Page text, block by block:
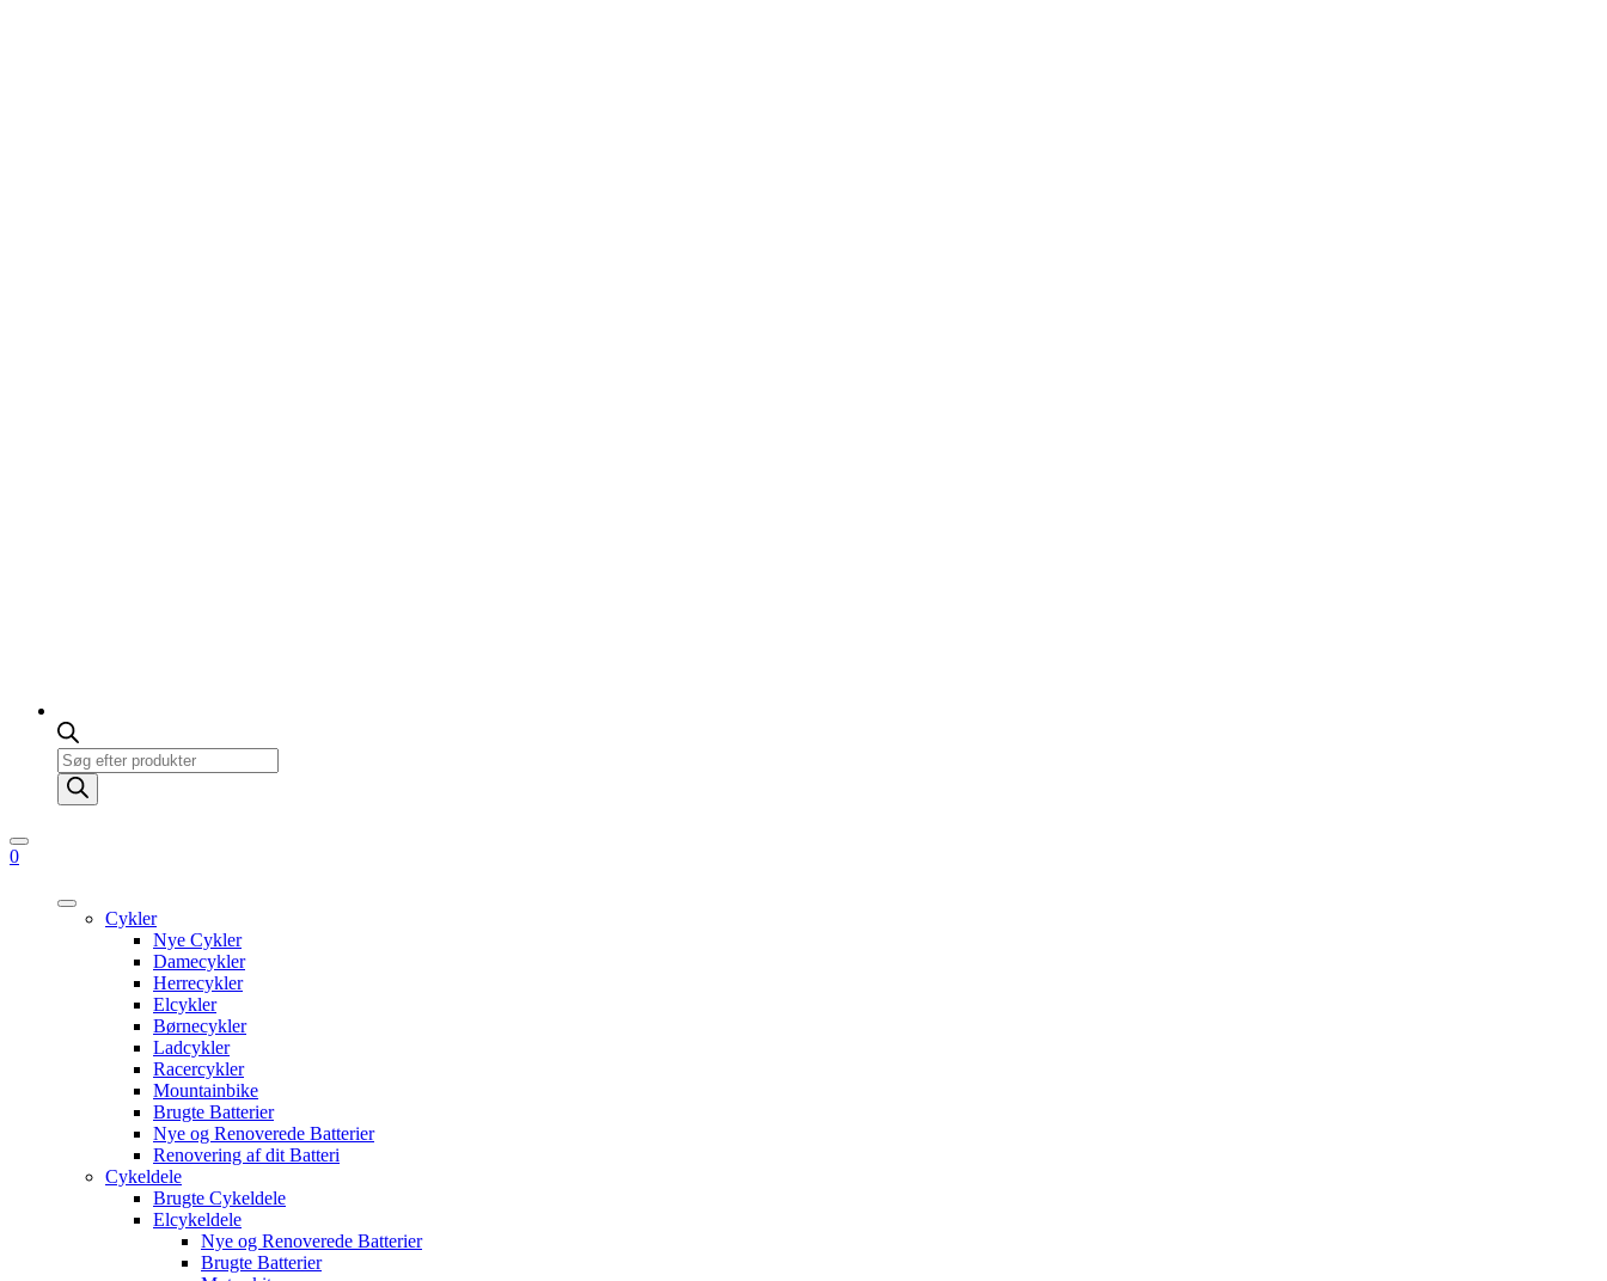
Products
search
0
Cykler
Nye Cykler
Damecykler
Herrecykler
Elcykler
Børnecykler
Ladcykler
Racercykler
Mountainbike
Brugte Batterier
Nye og Renoverede Batterier
Renovering af dit Batteri
Cykeldele
Brugte Cykeldele
Elcykeldele
Nye og Renoverede Batterier
Brugte Batterier